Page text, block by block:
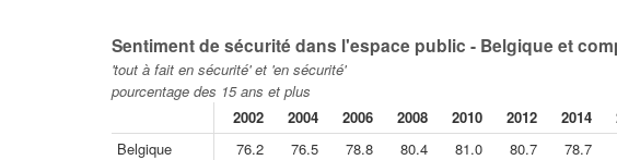
Sentiment de sécurité dans l'espace public - Belgique et
'tout à fait en sécurité' et 'en sécurité'
pourcentage des 15 ans et plus
2002
2004 2006 2008 2010 2012 2014
Belgique
76.2 76.5 78.8 80.4 81.0 80.7 78.7